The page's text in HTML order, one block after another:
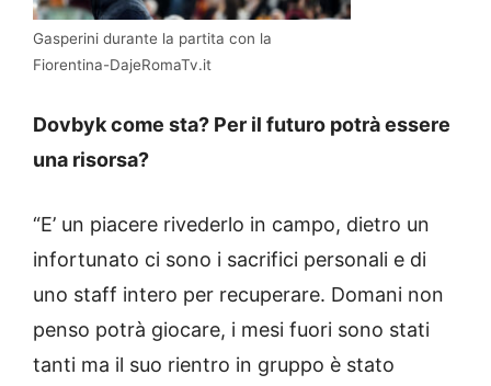
Gasperini durante la partita con la
Fiorentina-DajeRomaTv.it
Dovbyk come sta? Per il futuro potrà essere
una risorsa?
“E’ un piacere rivederlo in campo, dietro un
infortunato ci sono i sacrifici personali e di
uno staff intero per recuperare. Domani non
penso potrà giocare, i mesi fuori sono stati
tanti ma il suo rientro in gruppo è stato